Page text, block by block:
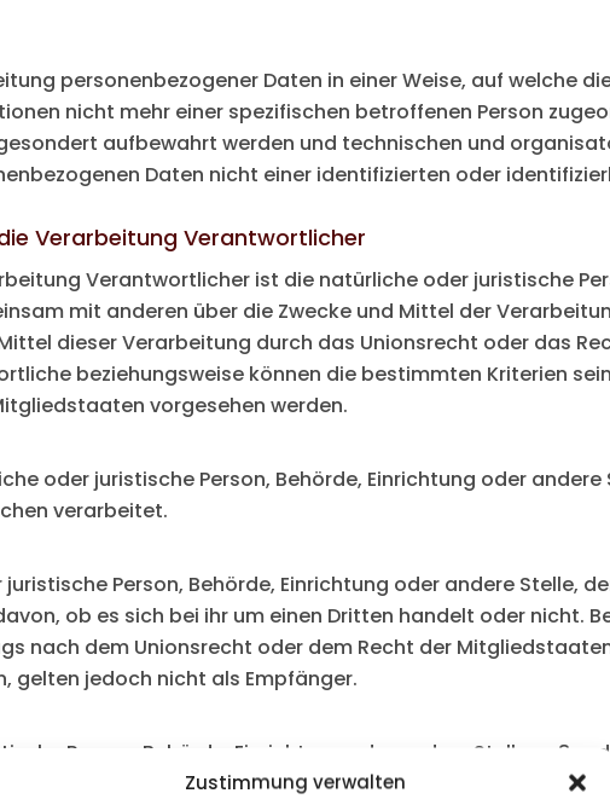
Zustimmung verwalten
personenbezogener Daten in einer Weise, auf welche
nicht mehr einer spezifischen betroffenen Person
aufbewahrt werden und technischen und
Daten nicht einer identifizierten oder
Verarbeitung Verantwortlicher
Verantwortlicher ist die natürliche oder juristische
mit anderen über die Zwecke und Mittel der
dieser Verarbeitung durch das Unionsrecht oder das
beziehungsweise können die bestimmten Kriterien
vorgesehen werden.
oder juristische Person, Behörde, Einrichtung oder
verarbeitet.
Person, Behörde, Einrichtung oder andere Stelle,
ob es sich bei ihr um einen Dritten handelt oder nicht.
nach dem Unionsrecht oder dem Recht der
gelten jedoch nicht als Empfänger.
Person, Behörde, Einrichtung oder andere Stelle außer
und den Personen, die unter der unmittelbaren